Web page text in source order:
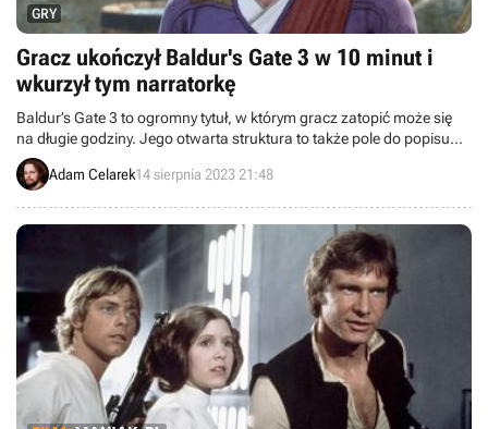
GRY
Gracz ukończył Baldur's Gate 3 w 10 minut i
wkurzył tym narratorkę
Baldur’s Gate 3 to ogromny tytuł, w którym gracz zatopić może się
na długie godziny. Jego otwarta struktura to także pole do popisu
dla speedrunerów, którzy już zaczęli wymyślać sposoby na jak
najszybsze ukończenie gry Larian Studios. Uwaga na spoilery!
Adam Celarek14 sierpnia 2023 21:48